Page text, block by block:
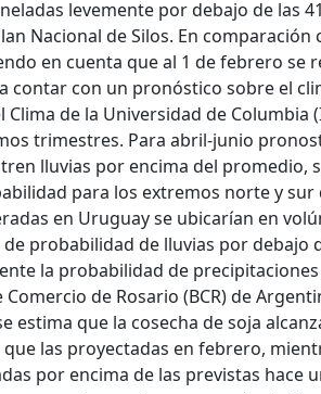
levemente por debajo de las
Nacional de Silos. En comparación
en cuenta que al 1 de febrero se
contar con un pronóstico sobre el
de la Universidad de Columbia
trimestres. Para abril-junio
lluvias por encima del promedio,
para los extremos norte y sur
en Uruguay se ubicarían en
probabilidad de lluvias por debajo
la probabilidad de
Comercio de Rosario (BCR) de
estima que la cosecha de soja
las proyectadas en febrero,
por encima de las previstas hace